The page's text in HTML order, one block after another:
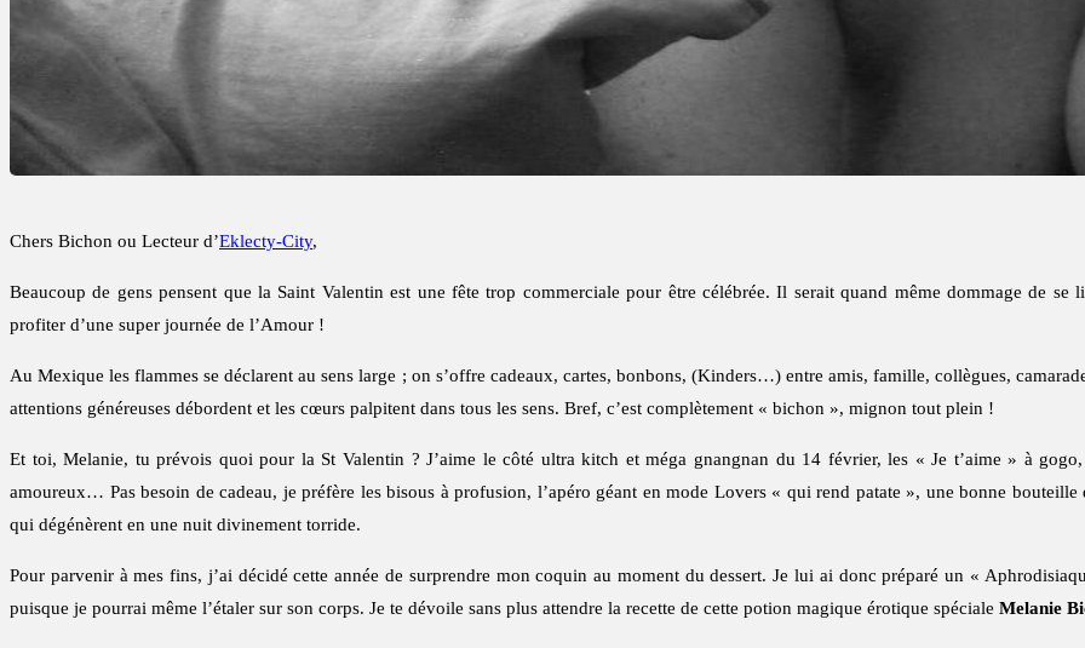
Chers Bichon ou Lecteur d’Eklecty-City,
Beaucoup de gens pensent que la Saint Valentin est une fête trop commerciale pour être célébrée. Il serait quand même dommage de
profiter d’une super journée de l’Amour !
Au Mexique les flammes se déclarent au sens large ; on s’offre cadeaux, cartes, bonbons, (Kinders…) entre amis, famille, collègues,
attentions généreuses débordent et les cœurs palpitent dans tous les sens. Bref, c’est complètement « bichon », mignon tout plein !
Et toi, Melanie, tu prévois quoi pour la St Valentin ? J’aime le côté ultra kitch et méga gnangnan du 14 février, les « Je t’aime » à
amoureux… Pas besoin de cadeau, je préfère les bisous à profusion, l’apéro géant en mode Lovers « qui rend patate », une bonne
qui dégénèrent en une nuit divinement torride.
Pour parvenir à mes fins, j’ai décidé cette année de surprendre mon coquin au moment du dessert. Je lui ai donc préparé un «
puisque je pourrai même l’étaler sur son corps. Je te dévoile sans plus attendre la recette de cette potion magique érotique spéciale Melanie